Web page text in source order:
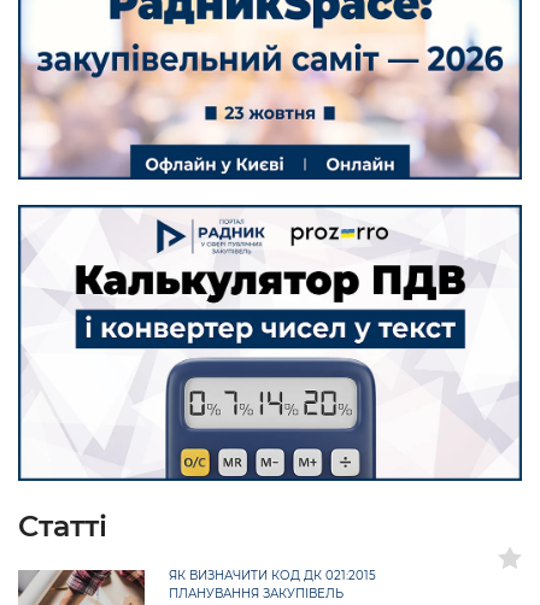
Cтатті
ЯК ВИЗНАЧИТИ КОД ДК 021:2015
ПЛАНУВАННЯ ЗАКУПІВЕЛЬ